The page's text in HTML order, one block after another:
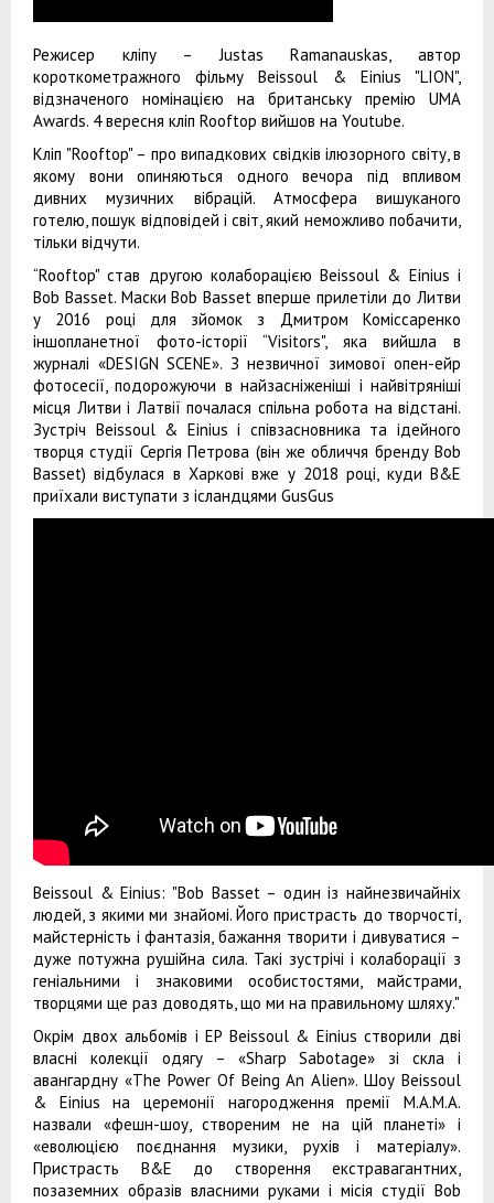
Режисер кліпу – Justas Ramanauskas, автор
короткометражного фільму Beissoul & Einius "LION",
відзначеного номінацією на британську премію UMA
Awards. 4 вересня кліп Rooftop вийшов на Youtube.
Кліп "Rooftop" – про випадкових свідків ілюзорного світу, в
якому вони опиняються одного вечора під впливом
дивних музичних вібрацій. Атмосфера вишуканого
готелю, пошук відповідей і світ, який неможливо побачити,
тільки відчути.
“Rooftop" став другою колаборацією Beissoul & Einius і
Bob Basset. Маски Bob Basset вперше прилетіли до Литви
у 2016 році для зйомок з Дмитром Коміссаренко
іншопланетної фото-історії “Visitors", яка вийшла в
журналі «DESIGN SCENE». З незвичної зимової опен-ейр
фотосесії, подорожуючи в найзасніженіші і найвітряніші
місця Литви і Латвії почалася спільна робота на відстані.
Зустріч Beissoul & Einius і співзасновника та ідейного
творця студії Сергія Петрова (він же обличчя бренду Bob
Basset) відбулася в Харкові вже у 2018 році, куди B&E
приїхали виступати з ісландцями GusGus
Beissoul & Einius: "Bob Basset – один із найнезвичайніх
людей, з якими ми знайомі. Його пристрасть до творчості,
майстерність і фантазія, бажання творити і дивуватися –
дуже потужна рушійна сила. Такі зустрічі і колаборації з
геніальними і знаковими особистостями, майстрами,
творцями ще раз доводять, що ми на правильному шляху."
Окрім двох альбомів і EP Beissoul & Einius створили дві
власні колекції одягу – «Sharp Sabotage» зі скла і
авангардну «The Power Of Being An Alien». Шоу Beissoul
& Einius на церемонії нагородження премії M.A.M.A.
назвали «фешн-шоу, створеним не на цій планеті» і
«еволюцією поєднання музики, рухів і матеріалу».
Пристрасть В&E до створення екстравагантних,
позаземних образів власними руками і місія студії Bob